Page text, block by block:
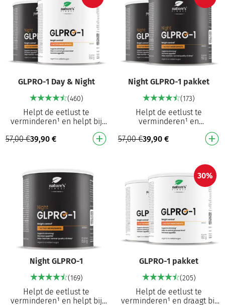
GLPRO-1 Day & Night
(460)
Helpt de eetlust te
verminderen¹ en helpt bij
het controleren van het
lichaamsgewicht¹ 8-in-1
formule die helpt de eetl…
57,00€39,90€
Night GLPRO-1 pakket
(173)
Helpt de eetlust te
verminderen¹ en
ondersteunt het beheer van
het lichaamsgewicht¹ 8-in-1
57,00€39,90€
Night GLPRO-1
(169)
Helpt de eetlust te
verminderen¹ en helpt bij
30%
GLPRO-1 pakket
(205)
Helpt de eetlust te
verminderen¹ en draagt bij